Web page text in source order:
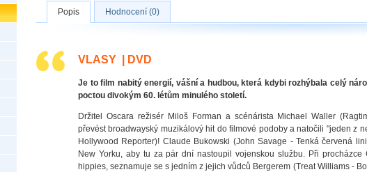
Popis Hodnocení (0)
VLASY | DVD
Je to film nabitý energií, vášní a hudbou, která kdybi rozhýbala celý
poctou divokým 60. létům minulého století.
Držitel Oscara režisér Miloš Forman a scénárista Michael Waller
převést broadwayský muzikálový hit do filmové podoby a natočili "jeden z
Hollywood Reporter)! Claude Bukowski (John Savage - Tenká červená
New Yorku, aby tu za pár dní nastoupil vojenskou službu. Při procházce
hippies, seznamuje se s jedním z jejich vůdců Bergerem (Treat Williams -